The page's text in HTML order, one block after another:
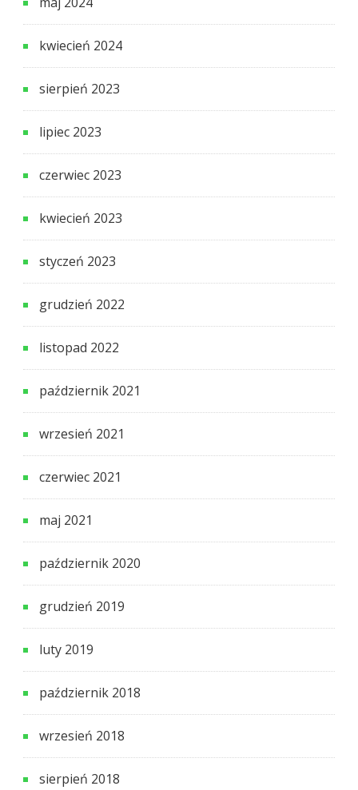
kwiecień 2024
sierpień 2023
lipiec 2023
czerwiec 2023
kwiecień 2023
styczeń 2023
grudzień 2022
listopad 2022
październik 2021
wrzesień 2021
czerwiec 2021
maj 2021
październik 2020
grudzień 2019
luty 2019
październik 2018
wrzesień 2018
sierpień 2018